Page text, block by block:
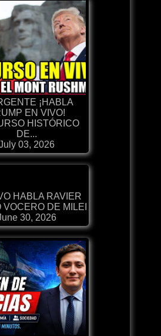
¡HABLA
EN VIVO!
HISTÓRICO
DE...
03, 2026
HABLA RAVIER
VOCERO DE MILEI
30, 2026